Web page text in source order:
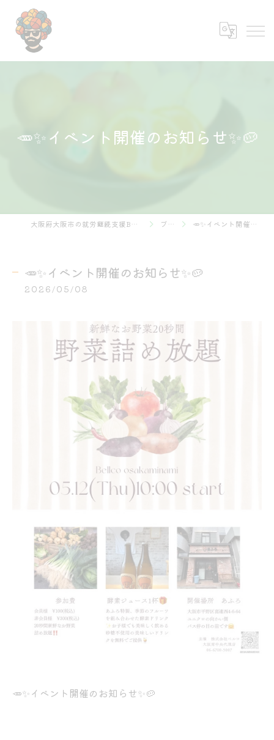
🥕✨イベント開催のお知らせ✨🥔
大阪府大阪市の就労継続支援B型なら株式会社あふろ ブログ 🥕✨イベント開催のお知らせ✨🥔
🥕✨イベント開催のお知らせ✨🥔
2026/05/08
🥕✨イベント開催のお知らせ✨🥔